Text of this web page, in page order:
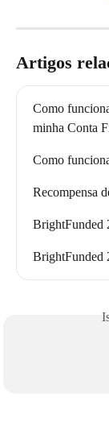
Artigos
Como
minha Conta
Como
Recompensa
BrightFunded
BrightFunded